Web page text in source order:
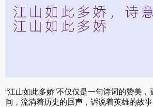
“江山如此多娇”不仅仅是一句诗词的赞美
间，流淌着历史的回声，诉说着英雄的故